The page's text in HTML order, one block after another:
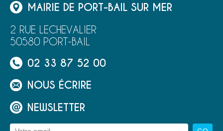
MAIRIE DE PORT-BAIL SUR MER
2 RUE LECHEVALIER
50580 PORT-BAIL
02 33 87 52 00
NOUS ÉCRIRE
NEWSLETTER